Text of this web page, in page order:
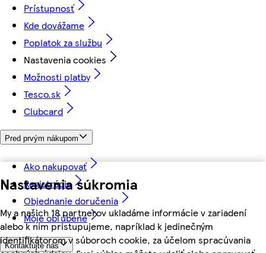
Nastavenia súkromia
My a našich 18 partnerov ukladáme informácie v zariadení
alebo k nim pristupujeme, napríklad k jedinečným
identifikátorom v súboroch cookie, za účelom spracúvania
Prístupnosť
Kde dovážame
Poplatok za službu
Nastavenia cookies
Možnosti platby
Tesco.sk
Clubcard
Pred prvým nákupom
Ako nakupovať
Registrácia
Objednanie doručenia
Moje obľúbené
Kontaktujte nás